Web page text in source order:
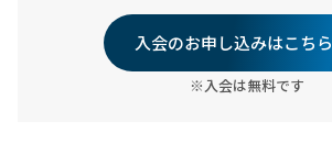
入会のお申し込みはこちら
※入会は無料です